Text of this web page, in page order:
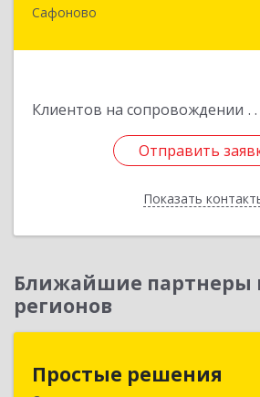
Сафоново
Клиентов на сопровождении
Отправить
Показать
215500, Смоленская обл,
Отправить
Назад
Ближайшие партнеры
регионов
Простые решения